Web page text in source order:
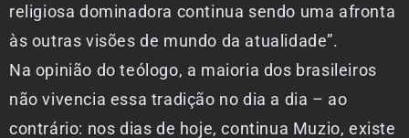
religiosa dominadora continua sendo uma afronta
às outras visões de mundo da atualidade”.
Na opinião do teólogo, a maioria dos brasileiros
não vivencia essa tradição no dia a dia – ao
contrário: nos dias de hoje, continua Muzio, existe